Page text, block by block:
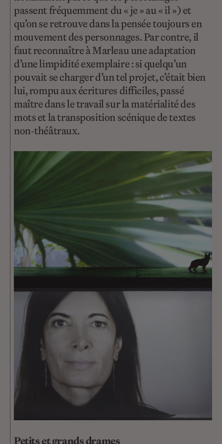
passent fréquemment du « je » au « il ») et
qu’on se retrouve dans la pensée toujours en
mouvement des personnages. Par contre, il
faut reconnaître à Marleau une adaptation
d’une limpidité exemplaire : si quelqu’un
pouvait se charger d’un tel projet, c’était bien
lui, rompu aux écritures difficiles, passé
maître dans le travail sur la matérialité des
mots et la transposition scénique de textes
non-théâtraux.
Petits et grands drames